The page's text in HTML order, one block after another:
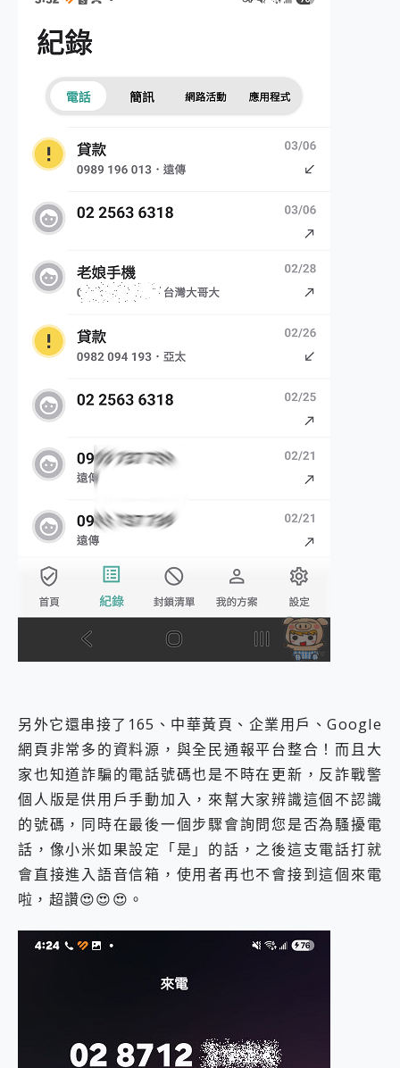
另外它還串接了165、中華黃頁、企業用戶、Google
網頁非常多的資料源，與全民通報平台整合！而且大
家也知道詐騙的電話號碼也是不時在更新，反詐戰警
個人版是供用戶手動加入，來幫大家辨識這個不認識
的號碼，同時在最後一個步驟會詢問您是否為騷擾電
話，像小米如果設定「是」的話，之後這支電話打就
會直接進入語音信箱，使用者再也不會接到這個來電
啦，超讚😍😍😍。